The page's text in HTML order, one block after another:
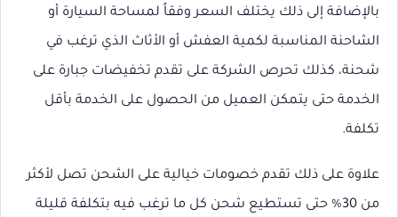
بالإضافة إلى ذلك يختلف السعر وفقاً لمساحة السيارة أو
الشاحنة المناسبة لكمية العفش أو الأثاث الذي ترغب في
شحنة، كذلك تحرص الشركة على تقدم تخفيضات جبارة على
الخدمة حتى يتمكن العميل من الحصول على الخدمة بأقل
تكلفة.
علاوة على ذلك تقدم خصومات خيالية على الشحن تصل لأكثر
من 30% حتى تستطيع شحن كل ما ترغب فيه بتكلفة قليلة